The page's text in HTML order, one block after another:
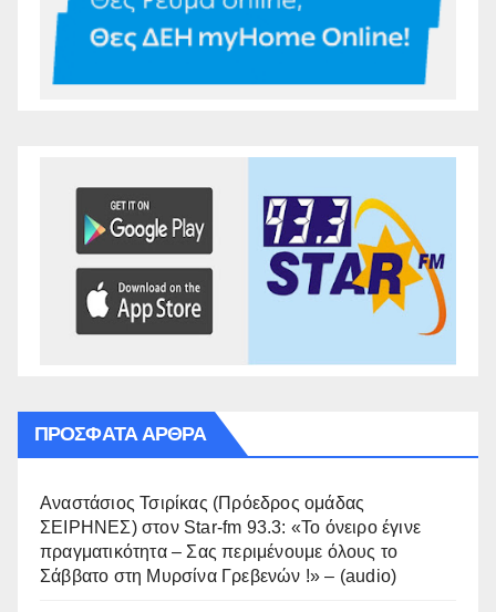
ΠΡΌΣΦΑΤΑ ΆΡΘΡΑ
Αναστάσιος Τσιρίκας (Πρόεδρος ομάδας
ΣΕΙΡΗΝΕΣ) στον Star-fm 93.3: «Το όνειρο έγινε
πραγματικότητα – Σας περιμένουμε όλους το
Σάββατο στη Μυρσίνα Γρεβενών !» – (audio)